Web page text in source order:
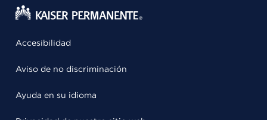
Accesibilidad
Aviso de no discriminación
Ayuda en su idioma